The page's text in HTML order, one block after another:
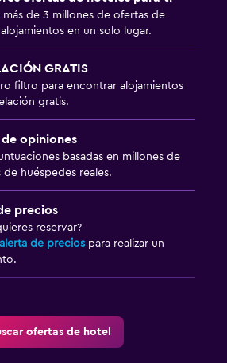
más de 3 millones de ofertas de
en un solo lugar.
GRATIS
filtro para encontrar alojamientos
gratis.
de opiniones
basadas en millones de
huéspedes reales.
precios
reservar?
de precios para realizar un
ofertas de hotel